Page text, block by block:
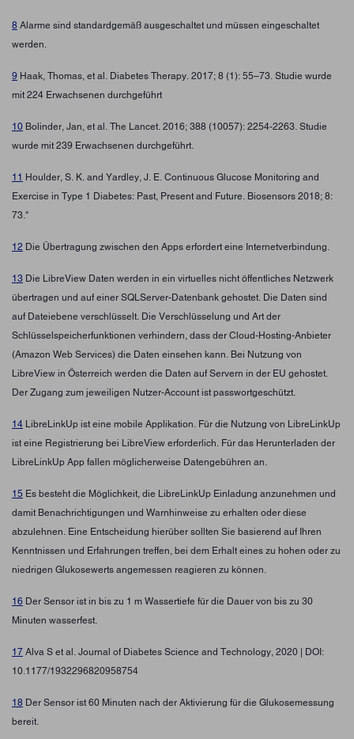
8 Alarme sind standardgemäß ausgeschaltet und müssen eingeschaltet
werden.
9 Haak, Thomas, et al. Diabetes Therapy. 2017; 8 (1): 55–73. Studie wurde
mit 224 Erwachsenen durchgeführt
10 Bolinder, Jan, et al. The Lancet. 2016; 388 (10057): 2254-2263. Studie
wurde mit 239 Erwachsenen durchgeführt.
11 Houlder, S. K. and Yardley, J. E. Continuous Glucose Monitoring and
Exercise in Type 1 Diabetes: Past, Present and Future. Biosensors 2018; 8:
73."
12 Die Übertragung zwischen den Apps erfordert eine Internetverbindung.
13 Die LibreView Daten werden in ein virtuelles nicht öffentliches Netzwerk
übertragen und auf einer SQLServer-Datenbank gehostet. Die Daten sind
auf Dateiebene verschlüsselt. Die Verschlüsselung und Art der
Schlüsselspeicherfunktionen verhindern, dass der Cloud-Hosting-Anbieter
(Amazon Web Services) die Daten einsehen kann. Bei Nutzung von
LibreView in Österreich werden die Daten auf Servern in der EU gehostet.
Der Zugang zum jeweiligen Nutzer-Account ist passwortgeschützt.
14 LibreLinkUp ist eine mobile Applikation. Für die Nutzung von LibreLinkUp
ist eine Registrierung bei LibreView erforderlich. Für das Herunterladen der
LibreLinkUp App fallen möglicherweise Datengebühren an.
15 Es besteht die Möglichkeit, die LibreLinkUp Einladung anzunehmen und
damit Benachrichtigungen und Warnhinweise zu erhalten oder diese
abzulehnen. Eine Entscheidung hierüber sollten Sie basierend auf Ihren
Kenntnissen und Erfahrungen treffen, bei dem Erhalt eines zu hohen oder zu
niedrigen Glukosewerts angemessen reagieren zu können.
16 Der Sensor ist in bis zu 1 m Wassertiefe für die Dauer von bis zu 30
Minuten wasserfest.
17 Alva S et al. Journal of Diabetes Science and Technology, 2020 | DOI:
10.1177/1932296820958754
18 Der Sensor ist 60 Minuten nach der Aktivierung für die Glukosemessung
bereit.